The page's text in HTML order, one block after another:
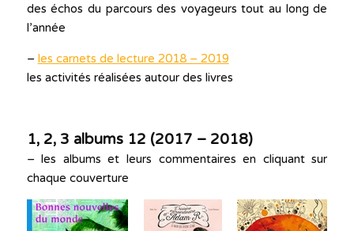
des échos du parcours des voyageurs tout au long de
l’année
– les carnets de lecture 2018 – 2019
les activités réalisées autour des livres
1, 2, 3 albums 12 (2017 – 2018)
– les albums et leurs commentaires en cliquant sur
chaque couverture